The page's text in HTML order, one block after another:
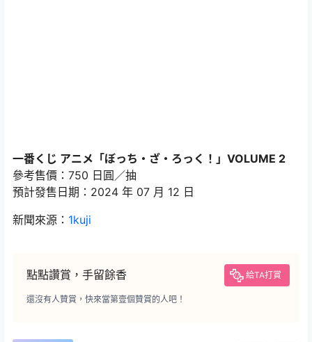
一番くじ アニメ「ぼっち・ざ・ろっく！」VOLUME 2
參考售價：750 日圓／抽
預計發售日期：2024 年 07 月 12 日
新聞來源： 1kuji
點點讚賞，手留餘香 給TA打賞
還沒有人贊賞，快來當第壹個贊賞的人吧！